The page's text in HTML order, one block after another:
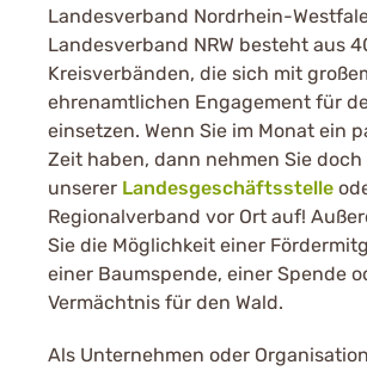
Landesverband Nordrhein-
Landesverband NRW besteht aus
Kreisverbänden, die sich mit
ehrenamtlichen Engagement für
einsetzen. Wenn Sie im Monat ein
Zeit haben, dann nehmen Sie
unserer Landesgeschäftsstelle
Regionalverband vor Ort auf!
Sie die Möglichkeit einer
einer Baumspende, einer Spende
Vermächtnis für den Wald.
Als Unternehmen oder